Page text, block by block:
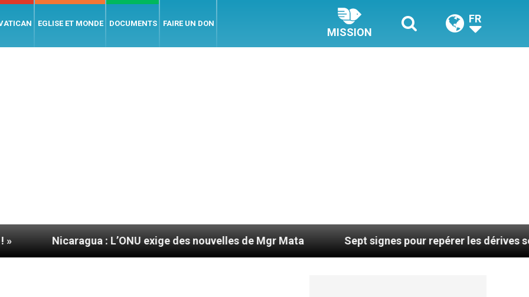
EGLISE ET MONDE DOCUMENTS FAIRE UN DON
MISSION
FR
Nicaragua : L’ONU exige des nouvelles de Mgr Mata Sept signes pour repérer les dérives sectaires